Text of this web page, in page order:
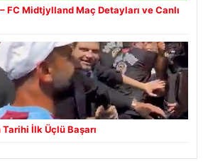
FC Midtjylland Maç Detayları ve Canlı
İlk Üçlü Başarı